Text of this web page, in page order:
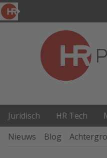
Juridisch HR Tech
Nieuws
Blog